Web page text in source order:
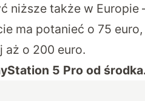
niższe także w
ma potanieć o 75
aż o 200 euro.
5 Pro od